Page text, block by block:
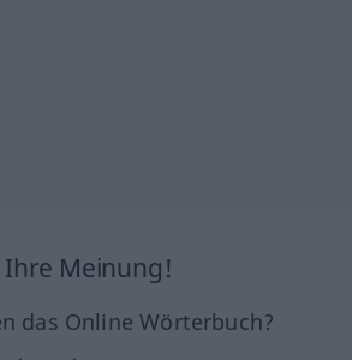
Ihre Meinung!
das Online Wörterbuch?